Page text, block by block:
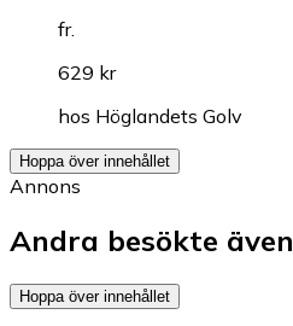
fr.
629 kr
hos Höglandets Golv
Hoppa över innehållet
Annons
Andra besökte även
Hoppa över innehållet